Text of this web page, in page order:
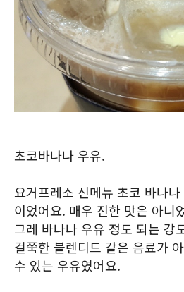
초코바나나 우유.
요거프레소 신메뉴 초코 바나
이었어요. 매우 진한 맛은 아니
그레 바나나 우유 정도 되는 강
걸쭉한 블렌디드 같은 음료가
수 있는 우유였어요.